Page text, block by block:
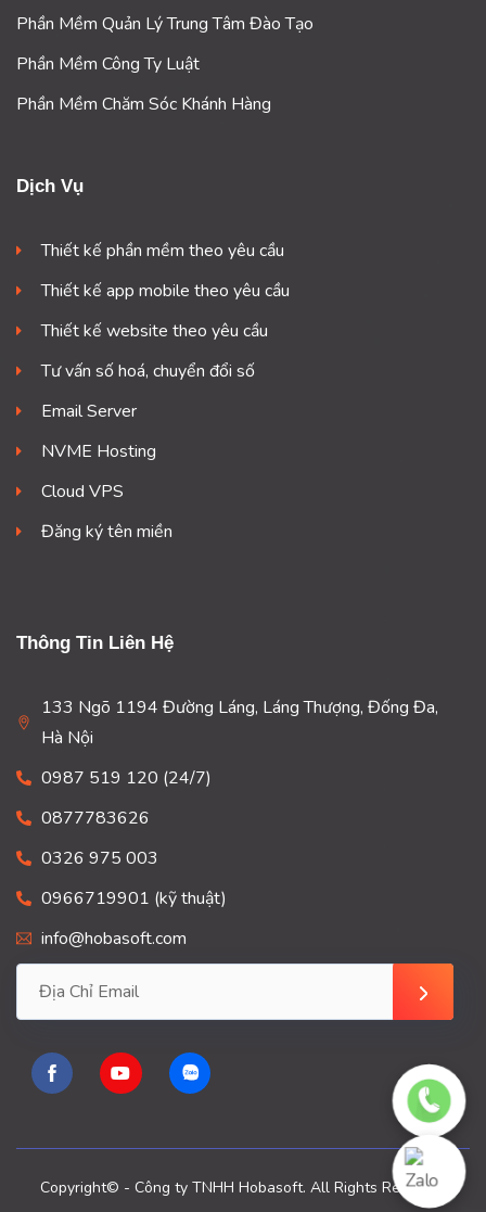
Phần Mềm Quản Lý Trung Tâm Đào Tạo
Phần Mềm Công Ty Luật
Phần Mềm Chăm Sóc Khánh Hàng
Dịch Vụ
Thiết kế phần mềm theo yêu cầu
Thiết kế app mobile theo yêu cầu
Thiết kế website theo yêu cầu
Tư vấn số hoá, chuyển đổi số
Email Server
NVME Hosting
Cloud VPS
Đăng ký tên miền
Thông Tin Liên Hệ
133 Ngõ 1194 Đường Láng, Láng Thượng, Đống Đa,
Hà Nội
0987 519 120 (24/7)
0877783626
0326 975 003
0966719901 (kỹ thuật)
info@hobasoft.com
Copyright© - Công ty TNHH Hobasoft. All Rights Reserved